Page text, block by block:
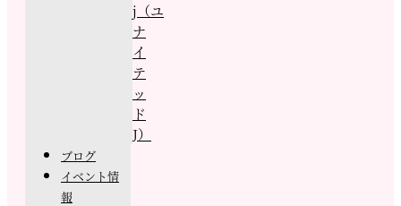
j（ユ
ナ
イ
テ
ッ
ド
J）
ブログ
イベント情
報